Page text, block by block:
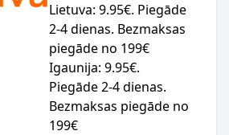
Lietuva: 9.95€. Piegāde
2-4 dienas. Bezmaksas
piegāde no 199€
Igaunija: 9.95€.
Piegāde 2-4 dienas.
Bezmaksas piegāde no
199€